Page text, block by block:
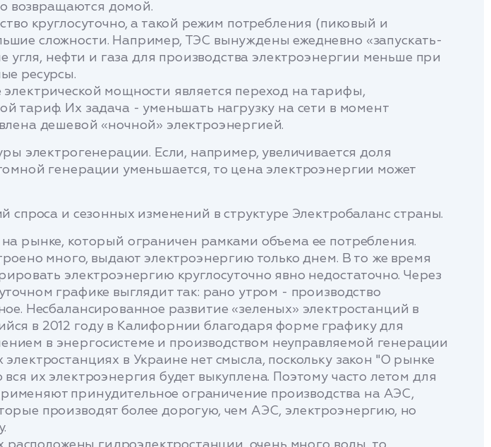
возвращаются домой.
круглосуточно, а такой режим потребления (пиковый и
сложности. Например, ТЭС вынуждены ежедневно «запускать-
угля, нефти и газа для производства электроэнергии меньше при
ресурсы.
мощности является переход на тарифы,
тариф. Их задача - уменьшать нагрузку на сети в момент
​​дешевой «ночной» электроэнергией.
электрогенерации. Если, например, увеличивается доля
генерации уменьшается, то цена электроэнергии может
и сезонных изменений в структуре Электробаланс страны.
рынке, который ограничен рамками объема ее потребления.
много, выдают электроэнергию только днем. В то же время
электроэнергию круглосуточно явно недостаточно. Через
графике выглядит так: рано утром - производство
Несбалансированное развитие «зеленых» электростанций в
в 2012 году в Калифорнии благодаря форме графику для
в энергосистеме и производством неуправляемой генерации
в Украине нет смысла, поскольку закон "О рынке
их электроэнергия будет выкуплена. Поэтому часто летом для
принудительное ограничение производства на АЭС,
производят более дорогую, чем АЭС, электроэнергию, но